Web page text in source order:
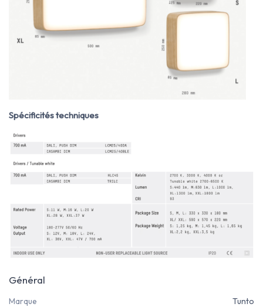
Spécificités techniques
Général
Marque Tunto